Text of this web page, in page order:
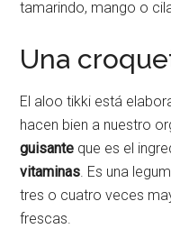
tamarindo, mango o
Una
El aloo tikki está
hacen bien a nuestro
guisante que es el
vitaminas. Es una
tres o cuatro veces
frescas.